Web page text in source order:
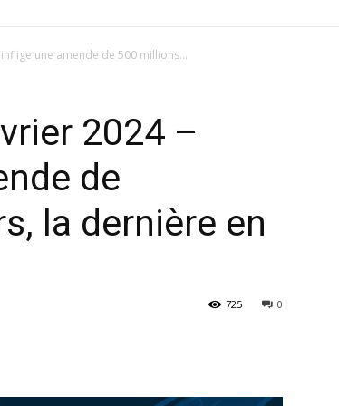
une amende de 500 millions...
2024 –
de
la dernière en
0
725